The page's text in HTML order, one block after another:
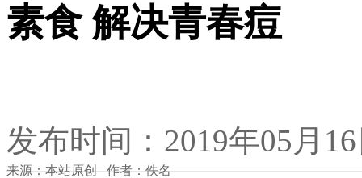
素食 解决青春痘
发布时间：2019年05月
来源：本站原创 作者：佚名